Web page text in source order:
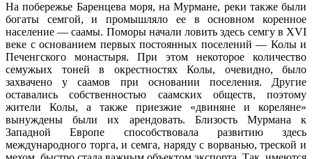
На побережье Баренцева моря, на Мурмане, реки также были
богаты семгой, и промышляло ее в основном коренное
население — саамы. Поморы начали ловить здесь семгу в XVI
веке с основанием первых постоянных поселений — Колы и
Печенгского монастыря. При этом некоторое количество
семужьих тоней в окрестностях Колы, очевидно, было
захвачено у саамов при основании поселения. Другие
оставались собственностью саамских обществ, поэтому
жители Колы, а также приезжие «двиняне и кореляне»
вынуждены были их арендовать. Близость Мурмана к
Западной Европе способствовала развитию здесь
международного торга, и семга, наряду с ворванью, треской и